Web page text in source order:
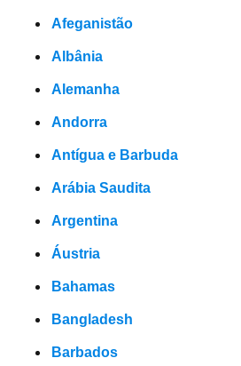
Afeganistão
Albânia
Alemanha
Andorra
Antígua e Barbuda
Arábia Saudita
Argentina
Áustria
Bahamas
Bangladesh
Barbados